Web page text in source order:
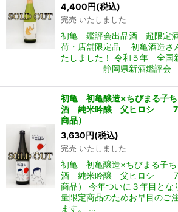
4,400円(税込)
完売 いたしました
初亀 鑑評会出品酒 超限定
荷・店舗限定品 初亀酒造さ
たしました！ 令和５年 全
静岡県新酒鑑評会
初亀 初亀醸造×ちびまる子ち
酒 純米吟醸 父ヒロシ
商品）
3,630円(税込)
完売 いたしました
初亀 初亀醸造×ちびまる子ち
酒 純米吟醸 父ヒロシ
商品） 今年ついに３年目とな
量限定商品のためお早目のご
ます。 …